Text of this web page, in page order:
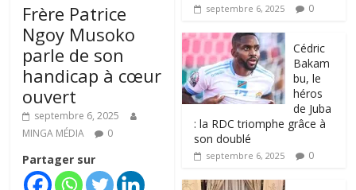
Frère Patrice
Ngoy Musoko
parle de son
handicap à cœur
ouvert
septembre 6, 2025
MINGA MÉDIA
0
Partager sur
septembre 6, 2025 0
‎Cédric
Bakam
bu, le
héros
de Juba
: la RDC triomphe grâce à
son doublé
septembre 6, 2025 0